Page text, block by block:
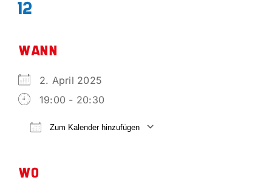
AUSBILDUNGSFAHRSCHULE
VORTEILSPARTNER
12
WANN
2. April 2025
19:00 - 20:30
Zum Kalender hinzufügen
WO